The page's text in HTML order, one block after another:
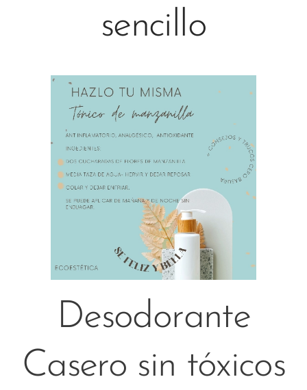
sencillo
Desodorante
Casero sin tóxicos